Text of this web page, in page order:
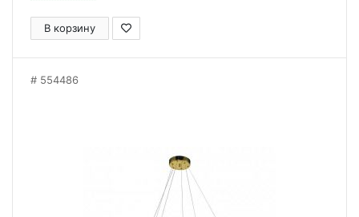
В корзину
554486